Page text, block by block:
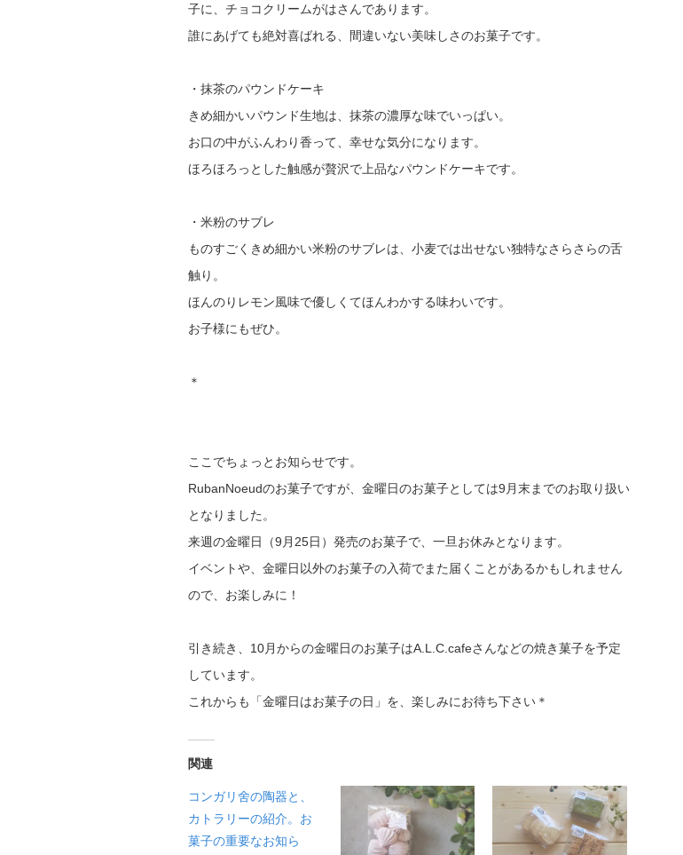
子に、チョコクリームがはさんであります。
誰にあげても絶対喜ばれる、間違いない美味しさのお菓子です。
・抹茶のパウンドケーキ
きめ細かいパウンド生地は、抹茶の濃厚な味でいっぱい。
お口の中がふんわり香って、幸せな気分になります。
ほろほろっとした触感が贅沢で上品なパウンドケーキです。
・米粉のサブレ
ものすごくきめ細かい米粉のサブレは、小麦では出せない独特なさらさらの舌
触り。
ほんのりレモン風味で優しくてほんわかする味わいです。
お子様にもぜひ。
＊
ここでちょっとお知らせです。
RubanNoeudのお菓子ですが、金曜日のお菓子としては9月末までのお取り扱い
となりました。
来週の金曜日（9月25日）発売のお菓子で、一旦お休みとなります。
イベントや、金曜日以外のお菓子の入荷でまた届くことがあるかもしれません
ので、お楽しみに！
引き続き、10月からの金曜日のお菓子はA.L.C.cafeさんなどの焼き菓子を予定
しています。
これからも「金曜日はお菓子の日」を、楽しみにお待ち下さい＊
関連
コンガリ舍の陶器と、
カトラリーの紹介。お
菓子の重要なお知ら